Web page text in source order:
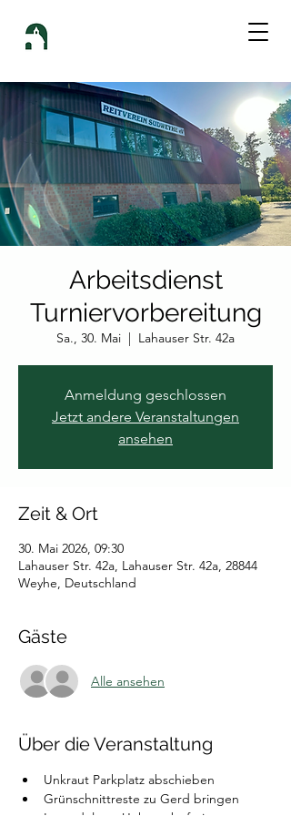
Arbeitsdienst
Turniervorbereitung
Sa., 30. Mai
  |
Lahauser Str. 42a
Anmeldung geschlossen
Jetzt andere Veranstaltungen
ansehen
Zeit & Ort
30. Mai 2026, 09:30
Lahauser Str. 42a, Lahauser Str. 42a, 28844
Weyhe, Deutschland
Gäste
Alle ansehen
Über die Veranstaltung
Unkraut Parkplatz abschieben
⁠Grünschnittreste zu Gerd bringen